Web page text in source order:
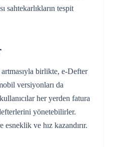
sahtekarlıkların tespit
birlikte, e-Defter
versiyonları da
her yerden fatura
yönetebilirler.
ve hız kazandırır.